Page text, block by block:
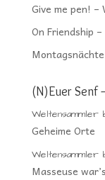
Give me pen!
On Friendship
Montagsnächte
(N)Euer Senf
Weltensammler
Geheime Orte
Weltensammler
Masseuse